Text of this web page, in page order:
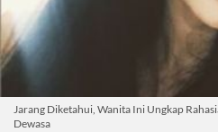
Jarang Diketahui, Wanita Ini Ungkap
Dewasa